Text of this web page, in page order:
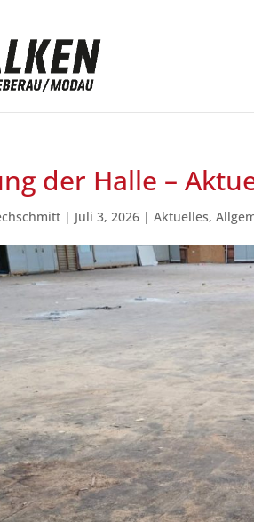
der Halle –
| Juli 3, 2026 |Aktuelles,